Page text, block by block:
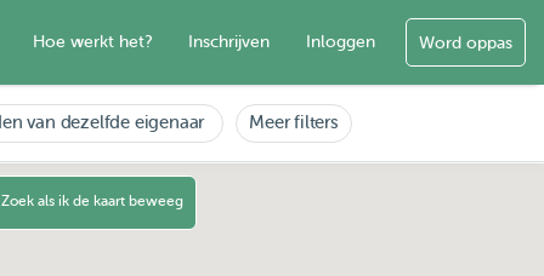
Hoe werkt het? Inschrijven Inloggen Word oppas
van dezelfde eigenaar Meer filters
Zoek als ik de kaart beweeg